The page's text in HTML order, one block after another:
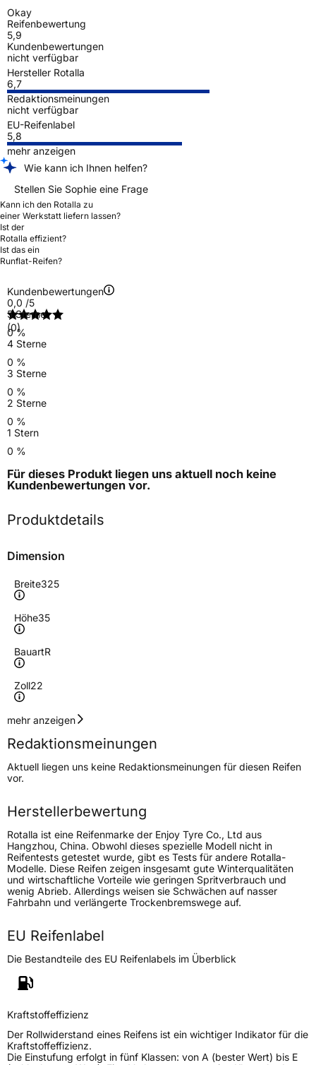
Okay
Reifenbewertung
5,9
Kundenbewertungen
nicht verfügbar
Hersteller Rotalla
6,7
Redaktionsmeinungen
nicht verfügbar
EU-Reifenlabel
5,8
mehr anzeigen
Wie kann ich Ihnen helfen?
Stellen Sie Sophie eine Frage
Kann ich den Rotalla zu
einer Werkstatt liefern lassen?
Ist der
Rotalla effizient?
Ist das ein
Runflat-Reifen?
Kundenbewertungen
0,0 /5
(0)
5 Sterne
0 %
4 Sterne
0 %
3 Sterne
0 %
2 Sterne
0 %
1 Stern
0 %
Für dieses Produkt liegen uns aktuell noch keine
Kundenbewertungen vor.
Produktdetails
Dimension
Breite325
Höhe35
BauartR
Zoll22
Geschwindigkeitsindex
Lastindex 114
Generelle Merkmale
FahrzeugtypSUV
VerwendungWinterreifen
ModellnameS 360
Fahrzeugart PKW & SUV
Schlauchtyp
ZustandNeureifen
M+SJa
mehr anzeigen
Redaktionsmeinungen
Aktuell liegen uns keine Redaktionsmeinungen für diesen Reifen
vor.
Herstellerbewertung
Rotalla ist eine Reifenmarke der Enjoy Tyre Co., Ltd aus
Hangzhou, China. Obwohl dieses spezielle Modell nicht in
Reifentests getestet wurde, gibt es Tests für andere Rotalla-
Modelle. Diese Reifen zeigen insgesamt gute Winterqualitäten
und wirtschaftliche Vorteile wie geringen Spritverbrauch und
wenig Abrieb. Allerdings weisen sie Schwächen auf nasser
Fahrbahn und verlängerte Trockenbremswege auf.
EU Reifenlabel
Die Bestandteile des EU Reifenlabels im Überblick
Kraftstoffeffizienz
Der Rollwiderstand eines Reifens ist ein wichtiger Indikator für die
Kraftstoffeffizienz.
Die Einstufung erfolgt in fünf Klassen: von A (bester Wert) bis E